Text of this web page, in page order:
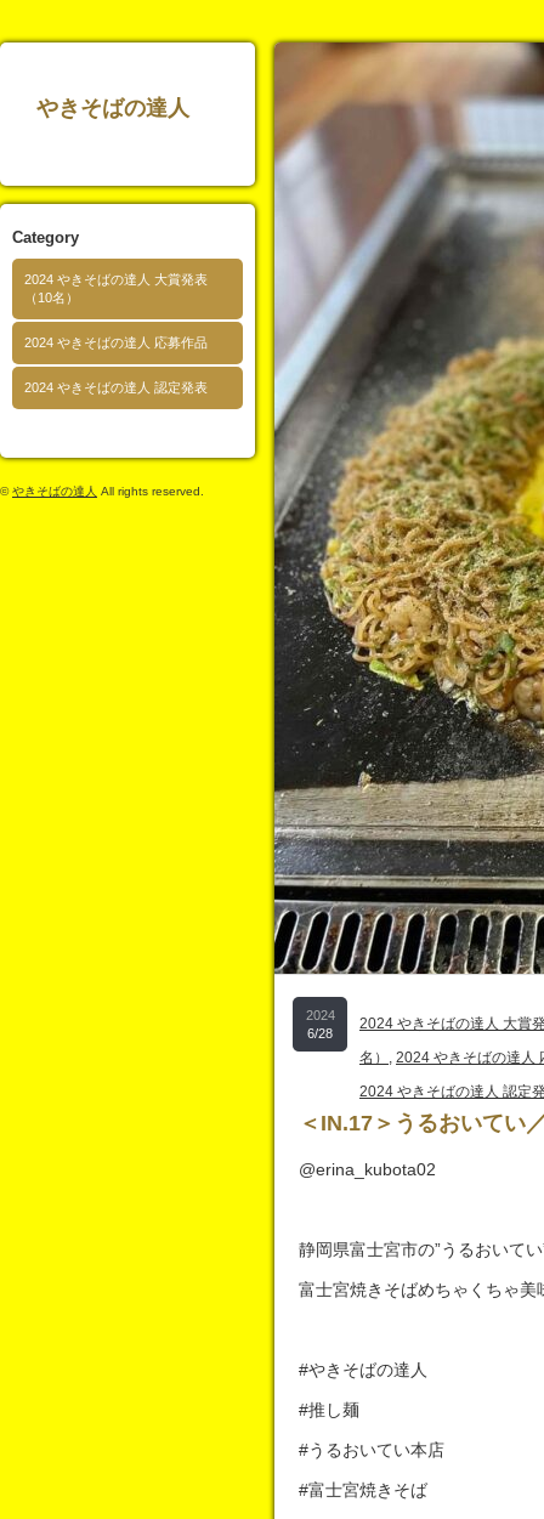
やきそばの達人
Category
2024 やきそばの達人 大賞発表
（10名）
2024 やきそばの達人 応募作品
2024 やきそばの達人 認定発表
©やきそばの達人 All rights reserved.
2024
6/28
2024 やきそばの達人 大賞
名） , 2024 やきそばの達人
2024 やきそばの達人 認定
＜IN.17＞うるおいてい
@erina_kubota02
静岡県富士宮市の”うるおいて
富士宮焼きそばめちゃくちゃ美
#やきそばの達人
#推し麺
#うるおいてい本店
#富士宮焼きそば